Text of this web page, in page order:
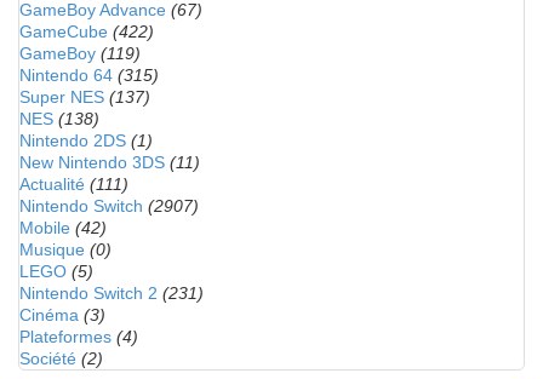
GameBoy Advance (67)
GameCube (422)
GameBoy (119)
Nintendo 64 (315)
Super NES (137)
NES (138)
Nintendo 2DS (1)
New Nintendo 3DS (11)
Actualité (111)
Nintendo Switch (2907)
Mobile (42)
Musique (0)
LEGO (5)
Nintendo Switch 2 (231)
Cinéma (3)
Plateformes (4)
Société (2)